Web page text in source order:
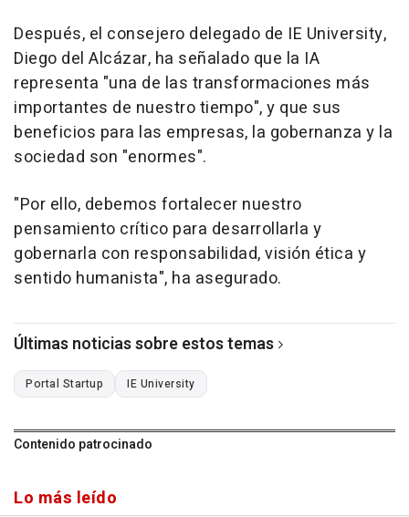
Después, el consejero delegado de IE University,
Diego del Alcázar, ha señalado que la IA
representa "una de las transformaciones más
importantes de nuestro tiempo", y que sus
beneficios para las empresas, la gobernanza y la
sociedad son "enormes".
"Por ello, debemos fortalecer nuestro
pensamiento crítico para desarrollarla y
gobernarla con responsabilidad, visión ética y
sentido humanista", ha asegurado.
Últimas noticias sobre estos temas
Portal Startup IE University
Contenido patrocinado
Lo más leído